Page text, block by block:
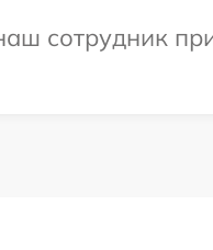
сотрудник